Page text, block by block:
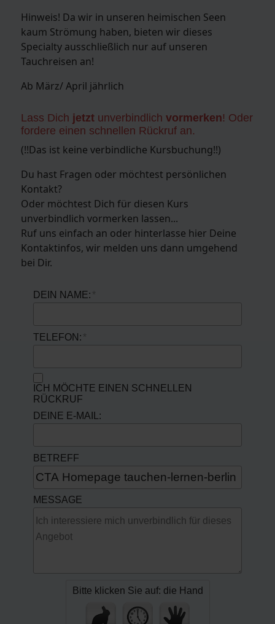
Hinweis! Da wir in unseren heimischen Seen
kaum Strömung haben, bieten wir dieses
Specialty ausschließlich nur auf unseren
Tauchreisen an!
Ab März/ April jährlich
Lass Dich jetzt unverbindlichvormerken! Oder
fordere einen schnellen Rückruf an.
(!!Das ist keine verbindliche Kursbuchung!!)
Du hast Fragen oder möchtest persönlichen
Kontakt?
Oder möchtest Dich für diesen Kurs
unverbindlich vormerken lassen...
Ruf uns einfach an oder hinterlasse hier Deine
Kontaktinfos, wir melden uns dann umgehend
bei Dir.
DEIN NAME:
TELEFON:
ICH MÖCHTE EINEN SCHNELLEN
RÜCKRUF
DEINE E-MAIL:
BETREFF
MESSAGE
Bitte klicken Sie auf: die Hand